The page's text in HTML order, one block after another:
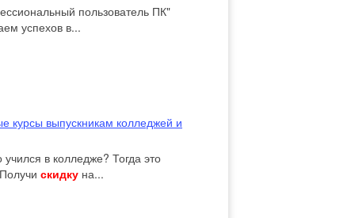
пользователь ПК"
успехов в...
курсы выпускникам колледжей и
в колледже? Тогда это
скидку на...